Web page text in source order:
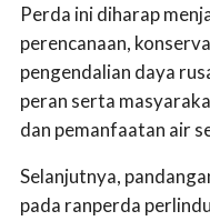
Perda ini diharap
perencanaan,
pengendalian daya
peran serta
dan pemanfaatan air
Selanjutnya,
pada ranperda